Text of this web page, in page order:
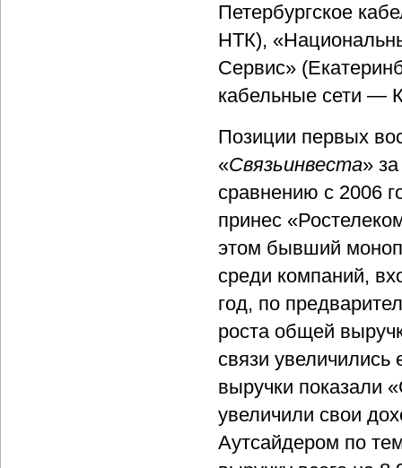
Петербургское
НТК),
Сервис»
кабельные сети —
Позиции первых
«Связьинвеста»
сравнению с 2006
принес
этом бывший
среди компаний,
год, по
роста общей
связи
выручки показали
увеличили свои
Аутсайдером по